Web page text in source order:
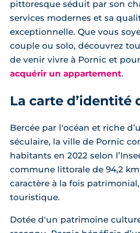
pittoresque séduit par son
services modernes et sa
exceptionnelle. Que vous
couple ou solo, découvrez
de venir vivre à Pornic et
acquérir un appartement.
La carte d’identité
Bercée par l'océan et riche
séculaire, la ville de Pornic
habitants en 2022 selon
commune littorale de 94,2
caractère à la fois
touristique.
Dotée d'un patrimoine